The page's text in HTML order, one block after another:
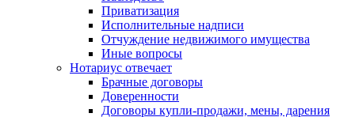
Приватизация
Исполнительные надписи
Отчуждение недвижимого имущества
Иные вопросы
Нотариус отвечает
Брачные договоры
Доверенности
Договоры купли-продажи, мены, дарения